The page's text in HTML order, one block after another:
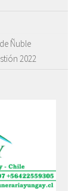
Ñuble
2022